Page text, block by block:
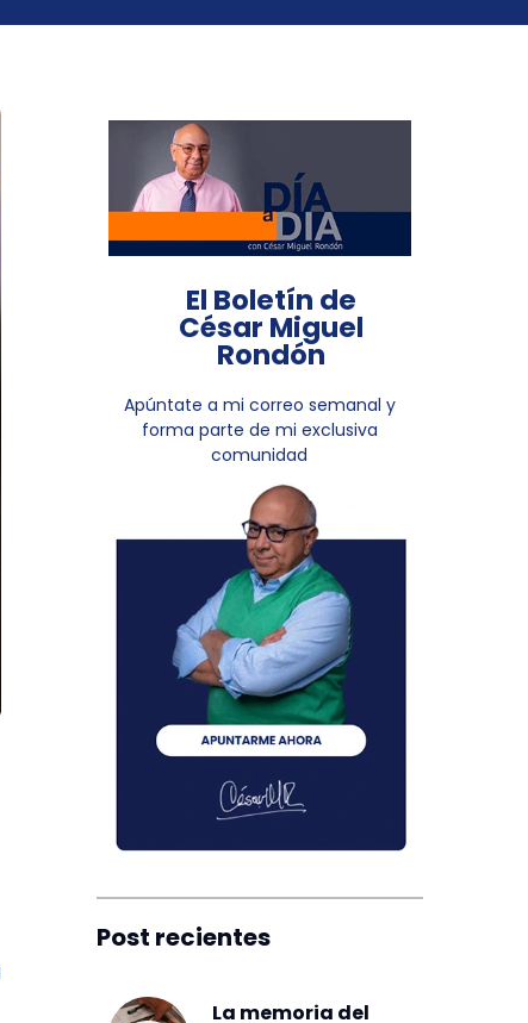
El Boletín de
César Miguel
Rondón
Apúntate a mi correo semanal y
forma parte de mi exclusiva
comunidad
Post recientes
La memoria del